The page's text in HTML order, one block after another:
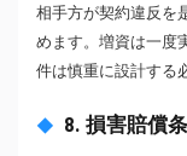
相手方が契約違反を
めます。増資は一度
件は慎重に設計する
8. 損害賠償